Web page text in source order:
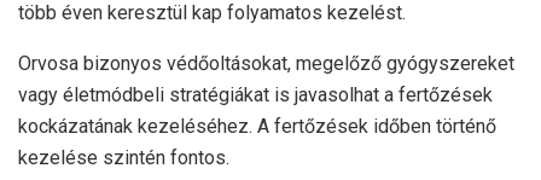
több éven keresztül kap folyamatos kezelést.
Orvosa bizonyos védőoltásokat, megelőző gyógyszereket
vagy életmódbeli stratégiákat is javasolhat a fertőzések
kockázatának kezeléséhez. A fertőzések időben történő
kezelése szintén fontos.